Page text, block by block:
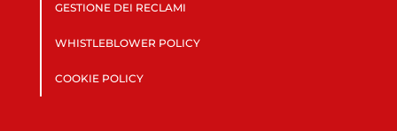
GESTIONE DEI RECLAMI
WHISTLEBLOWER POLICY
COOKIE POLICY